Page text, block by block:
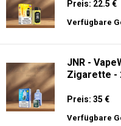
Preis: 22.5 €
Verfügbare
JNR -
Zigarette -
Preis: 35 €
Verfügbare